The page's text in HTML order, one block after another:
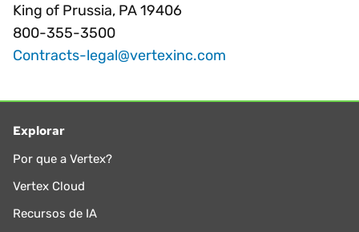
King of Prussia, PA 19406
800-355-3500
Contracts-legal@vertexinc.com
Explorar
Por que a Vertex?
Vertex Cloud
Recursos de IA